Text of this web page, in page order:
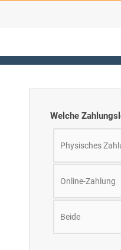
Welche
Physisches
Online-Zahlung
Beide